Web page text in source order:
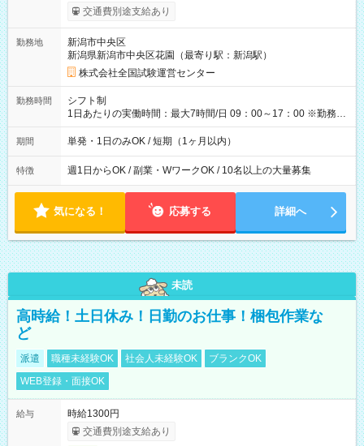
※勤務回数により昇給あり 【即給（前払い）オプションあ
り！】 希望される場合、勤務から1週間ほどで給与の一部を受け
例】 ・河合塾模擬試験 8:30～17:30（休憩1時間） 時給1,300円
×8時間＝日収10,400円＋交通費 ※当日の役割により時給＋100
円の場合あり ・国家試験 7:00～13:30（休憩なし） 時給1,300
円（役割手当＋100円）×6時間＝日収8,400円＋交通費 【試用期
間】試用期間なし
交通費別途支給あり
勤務地
新潟市中央区
新潟県新潟市中央区花園（最寄り駅：新潟駅）
株式会社全国試験運営センター
勤務時間
シフト制
1日あたりの実働時間：最大7時間/日 09：00～17：00 ※勤務時
間は 試験により異なります。
期間 単発・1日のみOK / 短期（1ヶ月以内）
特徴 週1日からOK / 副業・WワークOK / 10名以上の大量募集
気になる！ 応募する 詳細へ
未読
高時給！土日休み！日勤のお仕事！梱包作業な
ど
派遣 職種未経験OK 社会人未経験OK
ブランクOK
WEB登録・面接OK
給与
時給1300円
交通費別途支給あり